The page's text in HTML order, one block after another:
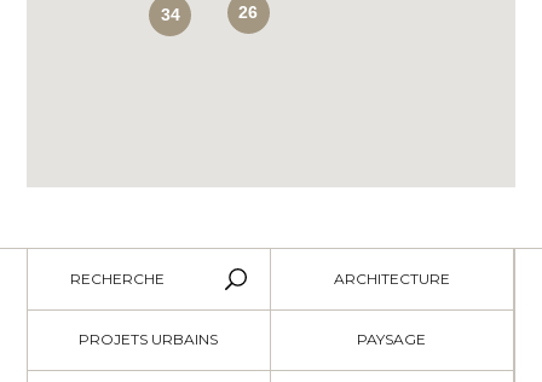
34 26
RECHERCHE ARCHITECTURE
PROJETS URBAINS PAYSAGE